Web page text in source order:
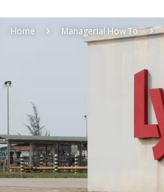
Home Managerial How To